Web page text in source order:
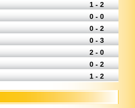
1 - 2
0 - 0
0 - 2
0 - 3
2 - 0
0 - 2
1 - 2